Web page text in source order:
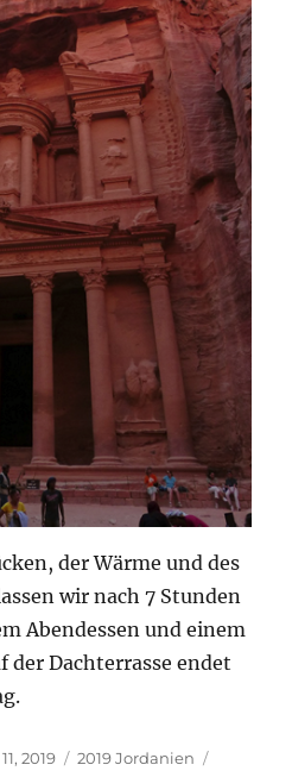
der Wärme und des
wir nach 7 Stunden
Abendessen und einem
der Dachterrasse endet
2019 Kategorien
2019 Jordanien